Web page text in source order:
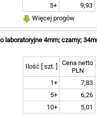
41mm [ 6 ]
41,5mm [ 15 ]
42mm [ 2 ]
43,5mm [ 5 ]
44mm [ 5 ]
45mm [ 7 ]
46mm [ 3 ]
47mm [ 2 ]
47,5mm [ 5 ]
48mm [ 2 ]
48,5mm [ 4 ]
5+
9,93
Więcej progów
laboratoryjne 4mm; czarny;
Ilość [ szt. ]
Cena netto
PLN
1+
7,83
5+
6,26
10+
5,01